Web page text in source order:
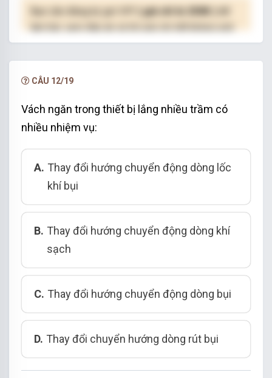
( giá chỉ từ 250K )
hạn.
CÂU 12/19
Vách ngăn trong thiết bị lắng nhiều trầm có
nhiều nhiệm vụ:
A. Thay đổi hướng chuyển động dòng lốc
khí bụi
B. Thay đổi hướng chuyển động dòng khí
sạch
C. Thay đổi hướng chuyển động dòng bụi
D. Thay đổi chuyển hướng dòng rút bụi